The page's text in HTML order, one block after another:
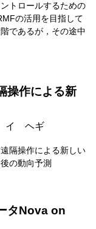
トロールするための
の活用を目指して
であるが，その途中
操作による新
イ ヘギ
隔操作による新しい
の動向予測
タNova on